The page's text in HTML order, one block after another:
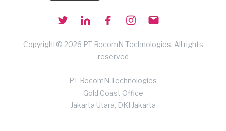
Copyright© 2026 PT RecomN Technologies, All rights
reserved
PT RecomN Technologies
Gold Coast Office
Jakarta Utara, DKI Jakarta